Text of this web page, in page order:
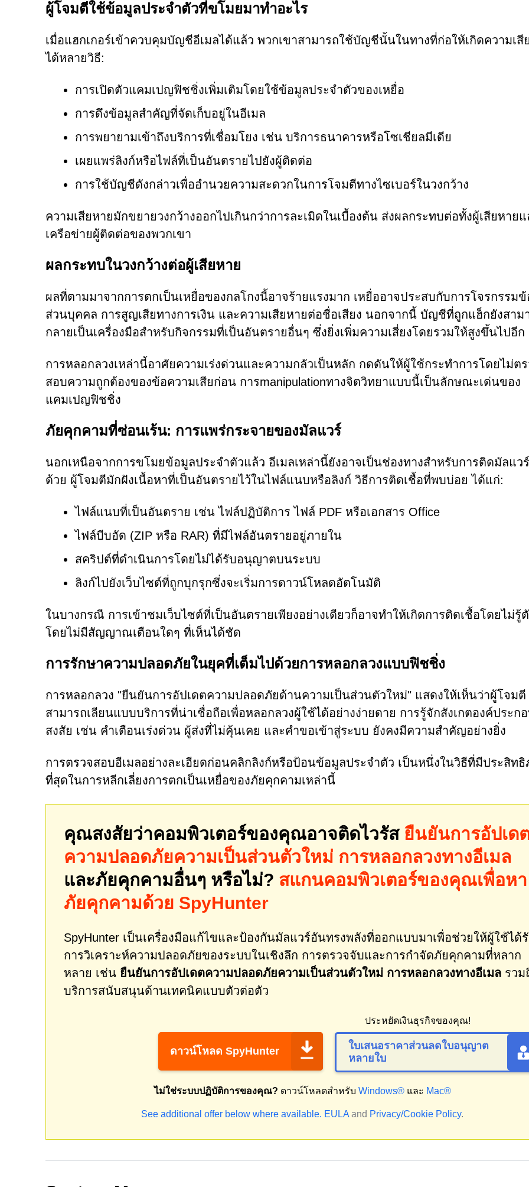
ผู้โจมตีใช้ข้อมูลประจำตัวที่ขโมยมาทำอะไร
เมื่อแฮกเกอร์เข้าควบคุมบัญชีอีเมลได้แล้ว พวกเขาสามารถใช้บัญชีนั้นในทางที่ก่อให้เกิดความเสี
ได้หลายวิธี:
การเปิดตัวแคมเปญฟิชชิ่งเพิ่มเติมโดยใช้ข้อมูลประจำตัวของเหยื่อ
การดึงข้อมูลสำคัญที่จัดเก็บอยู่ในอีเมล
การพยายามเข้าถึงบริการที่เชื่อมโยง เช่น บริการธนาคารหรือโซเชียลมีเดีย
เผยแพร่ลิงก์หรือไฟล์ที่เป็นอันตรายไปยังผู้ติดต่อ
การใช้บัญชีดังกล่าวเพื่ออำนวยความสะดวกในการโจมตีทางไซเบอร์ในวงกว้าง
ความเสียหายมักขยายวงกว้างออกไปเกินกว่าการละเมิดในเบื้องต้น ส่งผลกระทบต่อทั้งผู้เสียหายแ
เครือข่ายผู้ติดต่อของพวกเขา
ผลกระทบในวงกว้างต่อผู้เสียหาย
ผลที่ตามมาจากการตกเป็นเหยื่อของกลโกงนี้อาจร้ายแรงมาก เหยื่ออาจประสบกับการโจรกรรม
ส่วนบุคคล การสูญเสียทางการเงิน และความเสียหายต่อชื่อเสียง นอกจากนี้ บัญชีที่ถูกแฮ็กยังสาม
กลายเป็นเครื่องมือสำหรับกิจกรรมที่เป็นอันตรายอื่นๆ ซึ่งยิ่งเพิ่มความเสี่ยงโดยรวมให้สูงขึ้นไปอีก
การหลอกลวงเหล่านี้อาศัยความเร่งด่วนและความกลัวเป็นหลัก กดดันให้ผู้ใช้กระทำการโดยไม่ตร
สอบความถูกต้องของข้อความเสียก่อน การmanipulationทางจิตวิทยาแบบนี้เป็นลักษณะเด่นของ
แคมเปญฟิชชิ่ง
ภัยคุกคามที่ซ่อนเร้น: การแพร่กระจายของมัลแวร์
นอกเหนือจากการขโมยข้อมูลประจำตัวแล้ว อีเมลเหล่านี้ยังอาจเป็นช่องทางสำหรับการติดมัลแว
ด้วย ผู้โจมตีมักฝังเนื้อหาที่เป็นอันตรายไว้ในไฟล์แนบหรือลิงก์ วิธีการติดเชื้อที่พบบ่อย ได้แก่:
ไฟล์แนบที่เป็นอันตราย เช่น ไฟล์ปฏิบัติการ ไฟล์ PDF หรือเอกสาร Office
ไฟล์บีบอัด (ZIP หรือ RAR) ที่มีไฟล์อันตรายอยู่ภายใน
สคริปต์ที่ดำเนินการโดยไม่ได้รับอนุญาตบนระบบ
ลิงก์ไปยังเว็บไซต์ที่ถูกบุกรุกซึ่งจะเริ่มการดาวน์โหลดอัตโนมัติ
ในบางกรณี การเข้าชมเว็บไซต์ที่เป็นอันตรายเพียงอย่างเดียวก็อาจทำให้เกิดการติดเชื้อโดยไม่รู้
โดยไม่มีสัญญาณเตือนใดๆ ที่เห็นได้ชัด
การรักษาความปลอดภัยในยุคที่เต็มไปด้วยการหลอกลวงแบบฟิชชิ่ง
การหลอกลวง "ยืนยันการอัปเดตความปลอดภัยด้านความเป็นส่วนตัวใหม่" แสดงให้เห็นว่าผู้โจมตี
สามารถเลียนแบบบริการที่น่าเชื่อถือเพื่อหลอกลวงผู้ใช้ได้อย่างง่ายดาย การรู้จักสังเกตองค์ประก
สงสัย เช่น คำเตือนเร่งด่วน ผู้ส่งที่ไม่คุ้นเคย และคำขอเข้าสู่ระบบ ยังคงมีความสำคัญอย่างยิ่ง
การตรวจสอบอีเมลอย่างละเอียดก่อนคลิกลิงก์หรือป้อนข้อมูลประจำตัว เป็นหนึ่งในวิธีที่มีประสิทธิ
ที่สุดในการหลีกเลี่ยงการตกเป็นเหยื่อของภัยคุกคามเหล่านี้
คุณสงสัยว่าคอมพิวเตอร์ของคุณอาจติดไวรัส ยืนยันการอัปเด
ความปลอดภัยความเป็นส่วนตัวใหม่ การหลอกลวงทางอีเมล
และภัยคุกคามอื่นๆ หรือไม่? สแกนคอมพิวเตอร์ของคุณเพื่อหา
ภัยคุกคามด้วย SpyHunter
SpyHunter เป็นเครื่องมือแก้ไขและป้องกันมัลแวร์อันทรงพลังที่ออกแบบมาเพื่อช่วยให้ผู้ใช้ได้
การวิเคราะห์ความปลอดภัยของระบบในเชิงลึก การตรวจจับและการกำจัดภัยคุกคามที่หลาก
หลาย เช่น ยืนยันการอัปเดตความปลอดภัยความเป็นส่วนตัวใหม่ การหลอกลวงทางอีเมล รวม
บริการสนับสนุนด้านเทคนิคแบบตัวต่อตัว
ดาวน์โหลด SpyHunter
ประหยัดเงินธุรกิจของคุณ!
ใบเสนอราคาส่วนลดใบอนุญาต
หลายใบ
ไม่ใช่ระบบปฏิบัติการของคุณ? ดาวน์โหลดสำหรับ Windows®และ Mac®
See additional offer below where available. EULA and Privacy/Cookie Policy.